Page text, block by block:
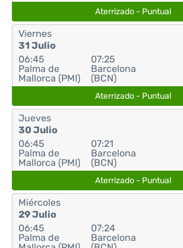
Aterrizado - Puntual
Viernes
31 Julio
06:45
Palma de
Mallorca (PMI)
07:25
Barcelona
(BCN)
Aterrizado - Puntual
Jueves
30 Julio
06:45
Palma de
Mallorca (PMI)
07:21
Barcelona
(BCN)
Aterrizado - Puntual
Miércoles
29 Julio
06:45
Palma de
07:24
Barcelona